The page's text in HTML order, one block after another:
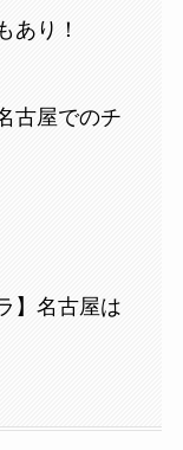
あり！
古屋でのチ
】名古屋は